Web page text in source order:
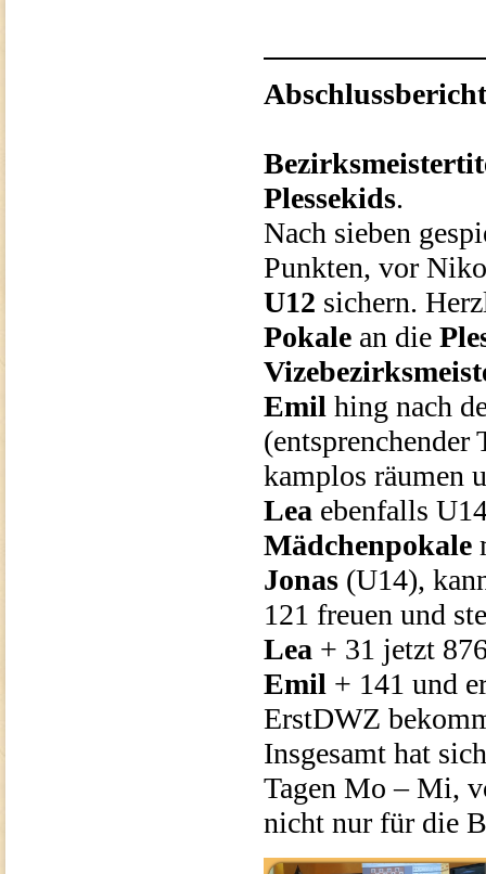
Abschlussbericht
Plessekids.
Nach sieben
Punkten, vor
U12 sichern.
Pokale an die
Emil hing nach
kamplos räumen
Lea ebenfalls
Mädchenpokale
Jonas (U14),
121 freuen und
Lea + 31 jetzt
Emil + 141 und
ErstDWZ
Insgesamt hat
Tagen Mo – Mi,
nicht nur für die